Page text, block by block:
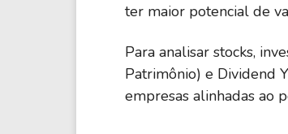
ter maior potencial de
Para analisar stocks,
Patrimônio) e Dividend
empresas alinhadas ao